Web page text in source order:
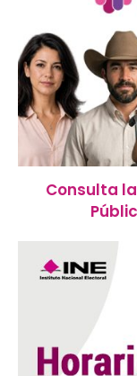
Consulta